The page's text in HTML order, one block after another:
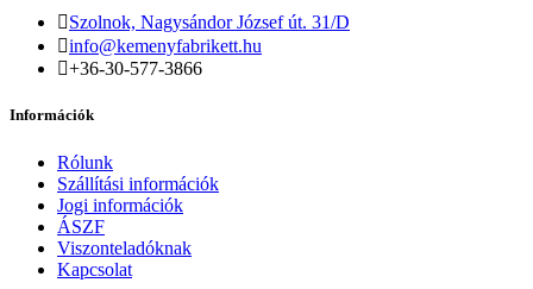
Szolnok, Nagysándor József út. 31/D
info@kemenyfabrikett.hu
+36-30-577-3866
Információk
Rólunk
Szállítási információk
Jogi információk
ÁSZF
Viszonteladóknak
Kapcsolat